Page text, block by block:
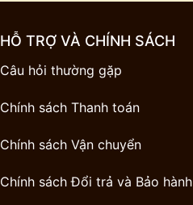
HỖ TRỢ VÀ CHÍNH SÁCH
Câu hỏi thường gặp
Chính sách Thanh toán
Chính sách Vận chuyển
Chính sách Đổi trả và Bảo hành